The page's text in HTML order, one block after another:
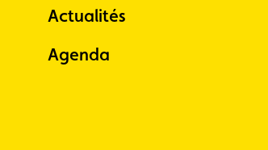
Actualités
Agenda